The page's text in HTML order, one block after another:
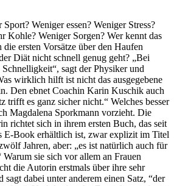
Weniger essen? Weniger Stress?
Kohle? Weniger Sorgen? Wer kennt das
ersten Vorsätze über den Haufen
Diät nicht schnell genug geht? „Bei
sagt der Physiker und
wirklich hilft ist nicht das ausgegebene
Den ebnet Coachin Karin Kuschik auch
trifft es ganz sicher nicht.“ Welches besser
Magdalena Sporkmann vorzieht. Die
richtet sich in ihrem ersten Buch, das seit
E-Book erhältlich ist, zwar explizit im Titel
Jahren, aber: „es ist natürlich auch für
Warum sie sich vor allem an Frauen
die Autorin erstmals über ihre sehr
sagt dabei unter anderem einen Satz, “der